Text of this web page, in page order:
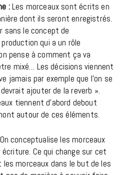
:Les morceaux sont écrits en
dont ils seront enregistrés.
sans le concept de
qui a un rôle
pense à comment ça va
mixé… Les décisions viennent
jamais par exemple que l’on se
ajouter de la reverb ».
tiennent d’abord debout
autour de ces éléments.
On conceptualise les morceaux
Ce qui change sur cet
les morceaux dans le but de les